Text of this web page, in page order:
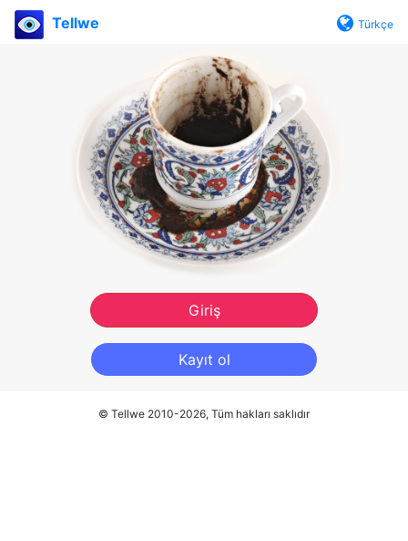
Tellwe Türkçe
Giriş
Kayıt ol
© Tellwe 2010-2026, Tüm hakları saklıdır